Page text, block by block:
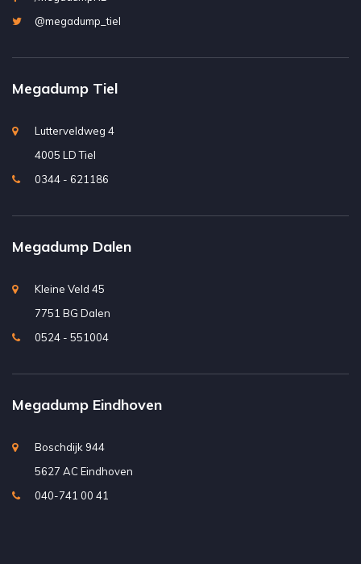
@megadump_tiel
Megadump Tiel
Lutterveldweg 4
4005 LD Tiel
0344 - 621186
Megadump Dalen
Kleine Veld 45
7751 BG Dalen
0524 - 551004
Megadump Eindhoven
Boschdijk 944
5627 AC Eindhoven
040-741 00 41